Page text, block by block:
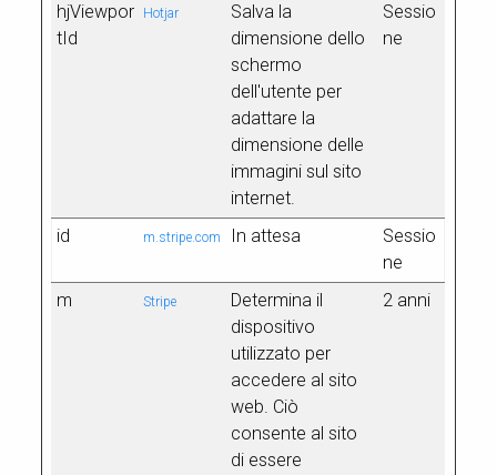
hjViewpor
tId
Hotjar
Salva la
dimensione dello
schermo
dell'utente per
adattare la
dimensione delle
immagini sul sito
internet.
Sessio
ne
id m.stripe.com In attesa
Sessio
ne
m
Stripe
Determina il
dispositivo
utilizzato per
accedere al sito
web. Ciò
consente al sito
di essere
2 anni